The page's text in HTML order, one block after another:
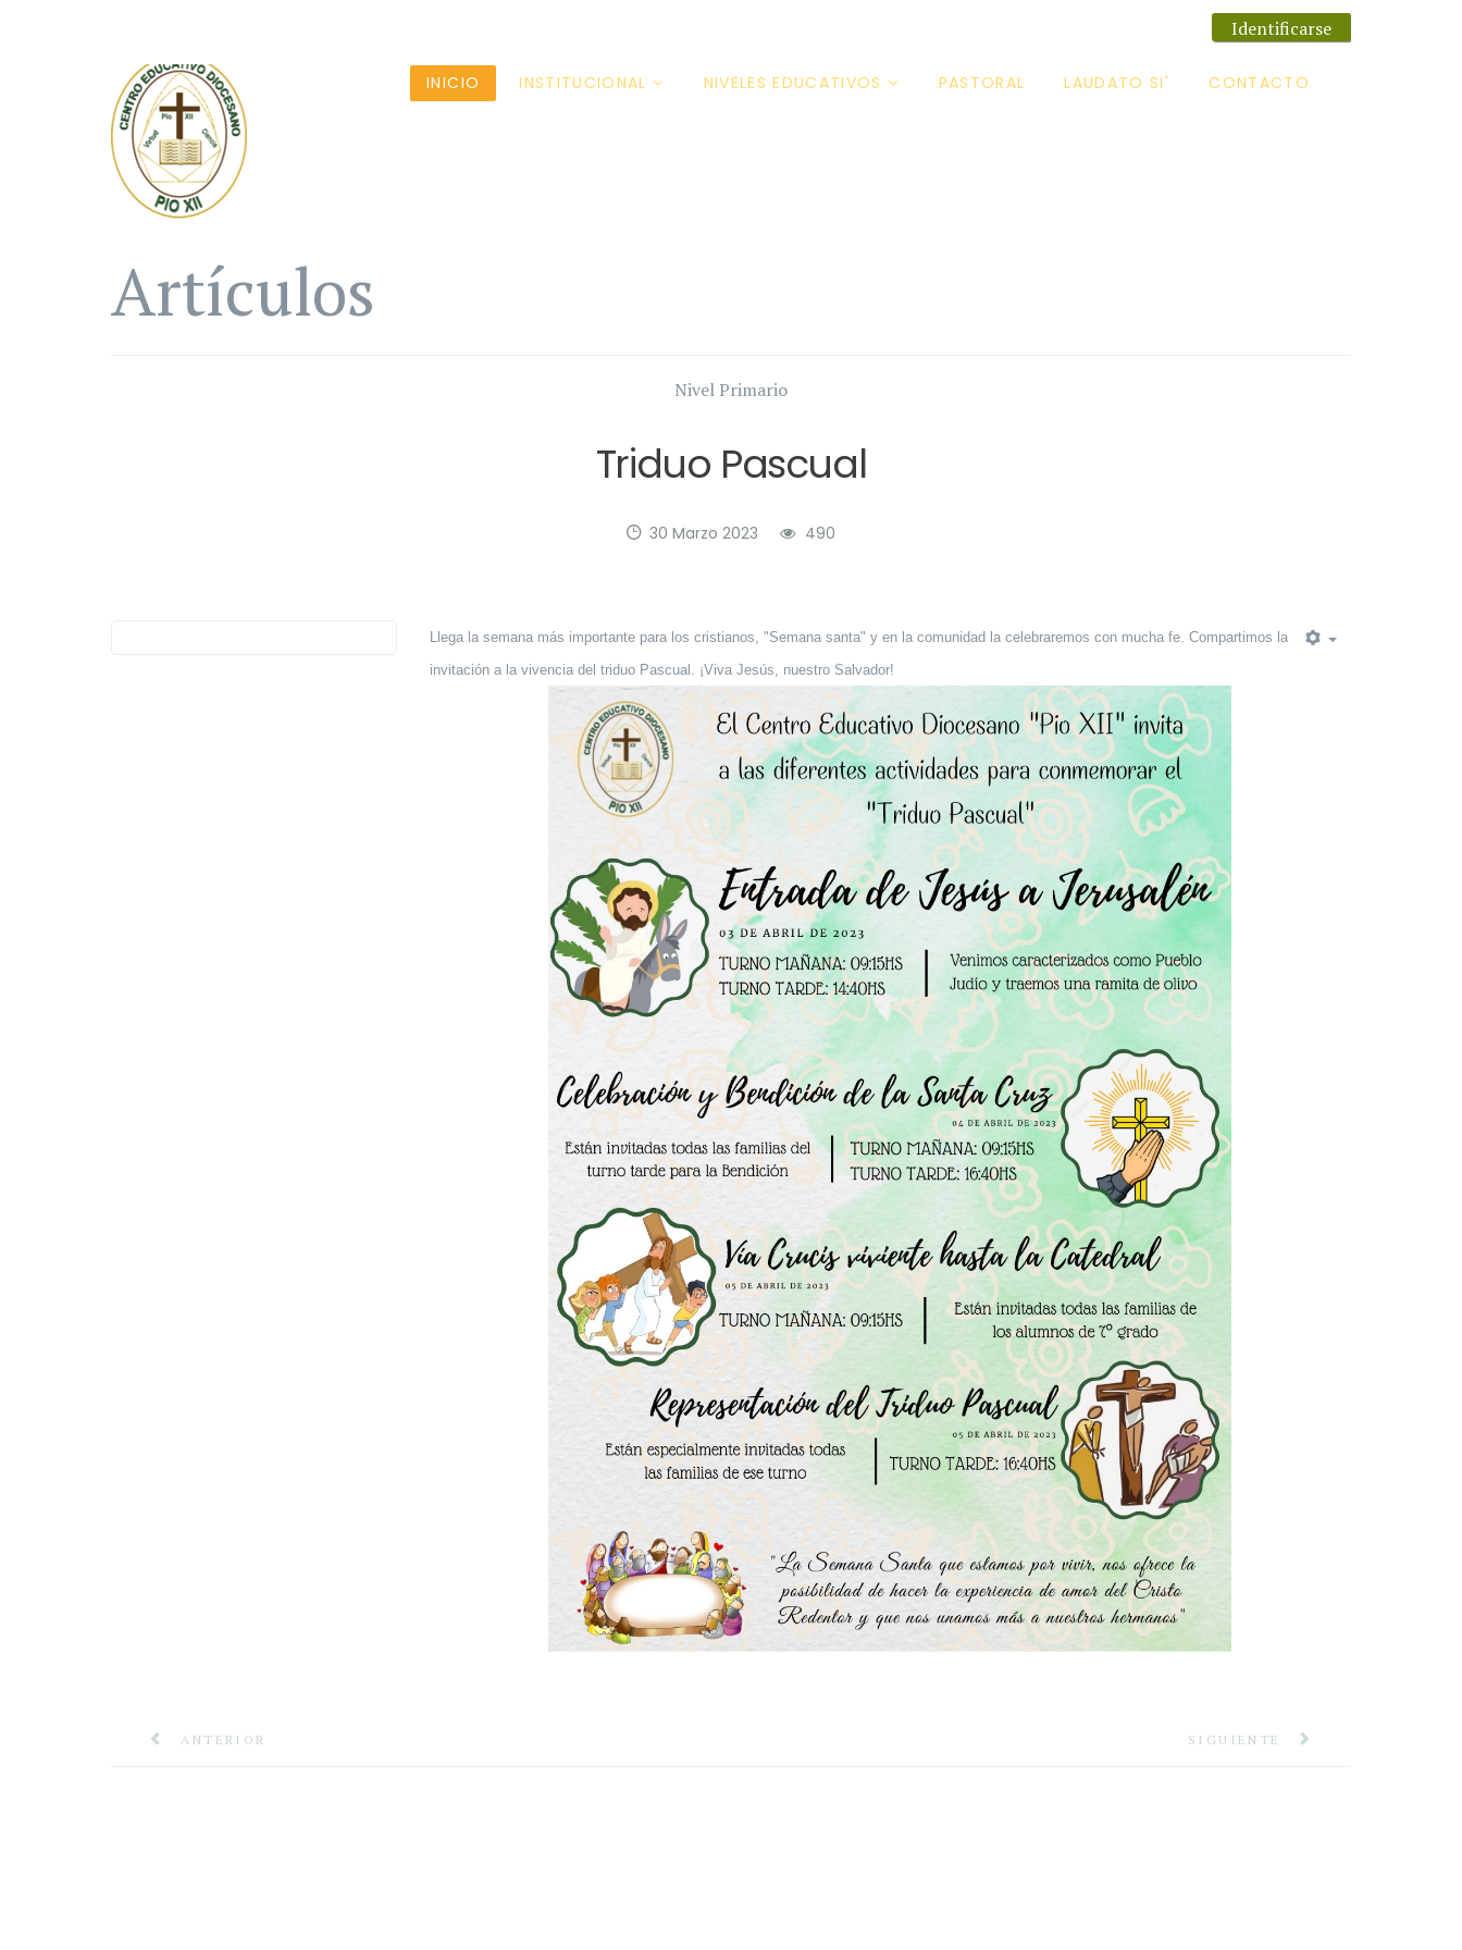
Identificarse
INICIO INSTITUCIONAL NIVELES EDUCATIVOS PASTORAL LAUDATO SI' CONTACTO
Artículos
Nivel Primario
Triduo Pascual
30 Marzo 2023 490
Llega la semana más importante para los cristianos, "Semana santa" y en la comunidad la celebraremos con mucha fe. Compartimos la
invitación a la vivencia del triduo Pascual. ¡Viva Jesús, nuestro Salvador!
ANTERIOR SIGUIENTE